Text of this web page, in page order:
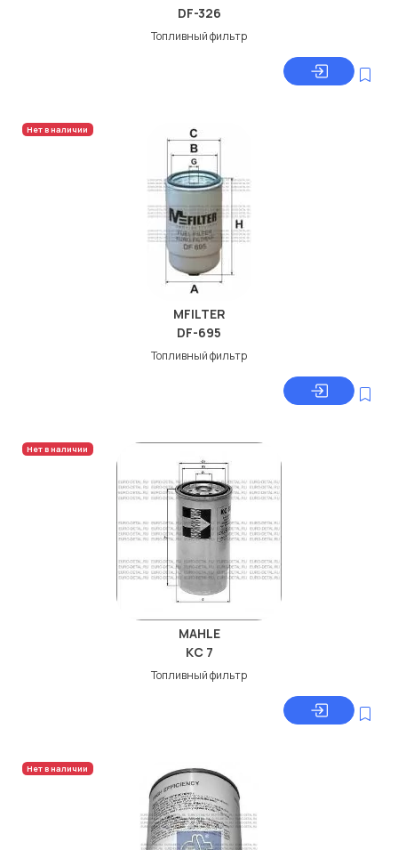
DF-326
Топливный фильтр
Нет в наличии
MFILTER
DF-695
Топливный фильтр
Нет в наличии
MAHLE
KC 7
Топливный фильтр
Нет в наличии